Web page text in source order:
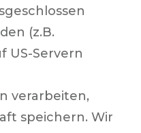
(z.B.
US-Servern
verarbeiten,
speichern. Wir